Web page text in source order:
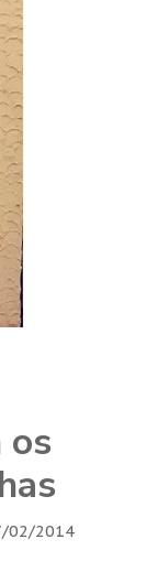
os
02/2014